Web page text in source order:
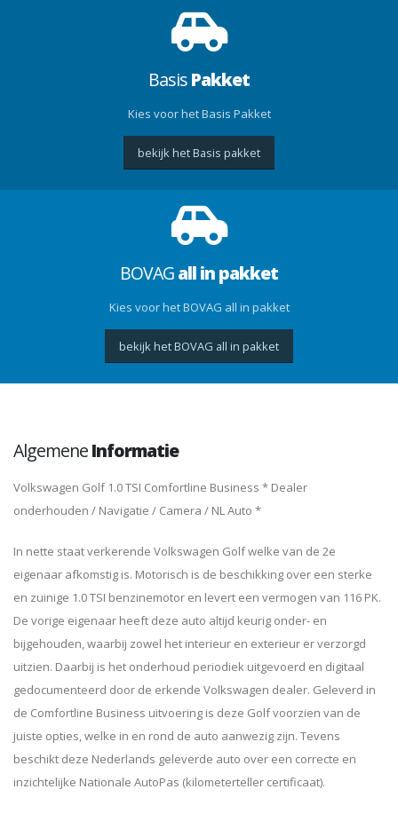
BasisPakket
Kies voor het Basis Pakket
bekijk het Basis pakket
BOVAGall in pakket
Kies voor het BOVAG all in pakket
bekijk het BOVAG all in pakket
AlgemeneInformatie
Volkswagen Golf 1.0 TSI Comfortline Business * Dealer
onderhouden / Navigatie / Camera / NL Auto *
In nette staat verkerende Volkswagen Golf welke van de 2e
eigenaar afkomstig is. Motorisch is de beschikking over een sterke
en zuinige 1.0 TSI benzinemotor en levert een vermogen van 116 PK.
De vorige eigenaar heeft deze auto altijd keurig onder- en
bijgehouden, waarbij zowel het interieur en exterieur er verzorgd
uitzien. Daarbij is het onderhoud periodiek uitgevoerd en digitaal
gedocumenteerd door de erkende Volkswagen dealer. Geleverd in
de Comfortline Business uitvoering is deze Golf voorzien van de
juiste opties, welke in en rond de auto aanwezig zijn. Tevens
beschikt deze Nederlands geleverde auto over een correcte en
inzichtelijke Nationale AutoPas (kilometerteller certificaat).